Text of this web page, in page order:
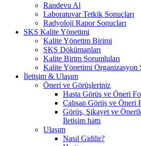
Randevu Al
Laboratuvar Tetkik Sonuçları
Radyoloji Rapor Sonuçları
SKS Kalite Yönetimi
Kalite Yönetim Birimi
SKS Dökümanları
Kalite Birim Sorumluları
Kalite Yönetimi Organizasyon
İletişim & Ulaşım
Öneri ve Görüşleriniz
Hasta Görüş ve Öneri
Çalışan Görüş ve Öneri
Görüş, Şikayet ve
İletişim hattı
Ulaşım
Nasıl Gidilir?